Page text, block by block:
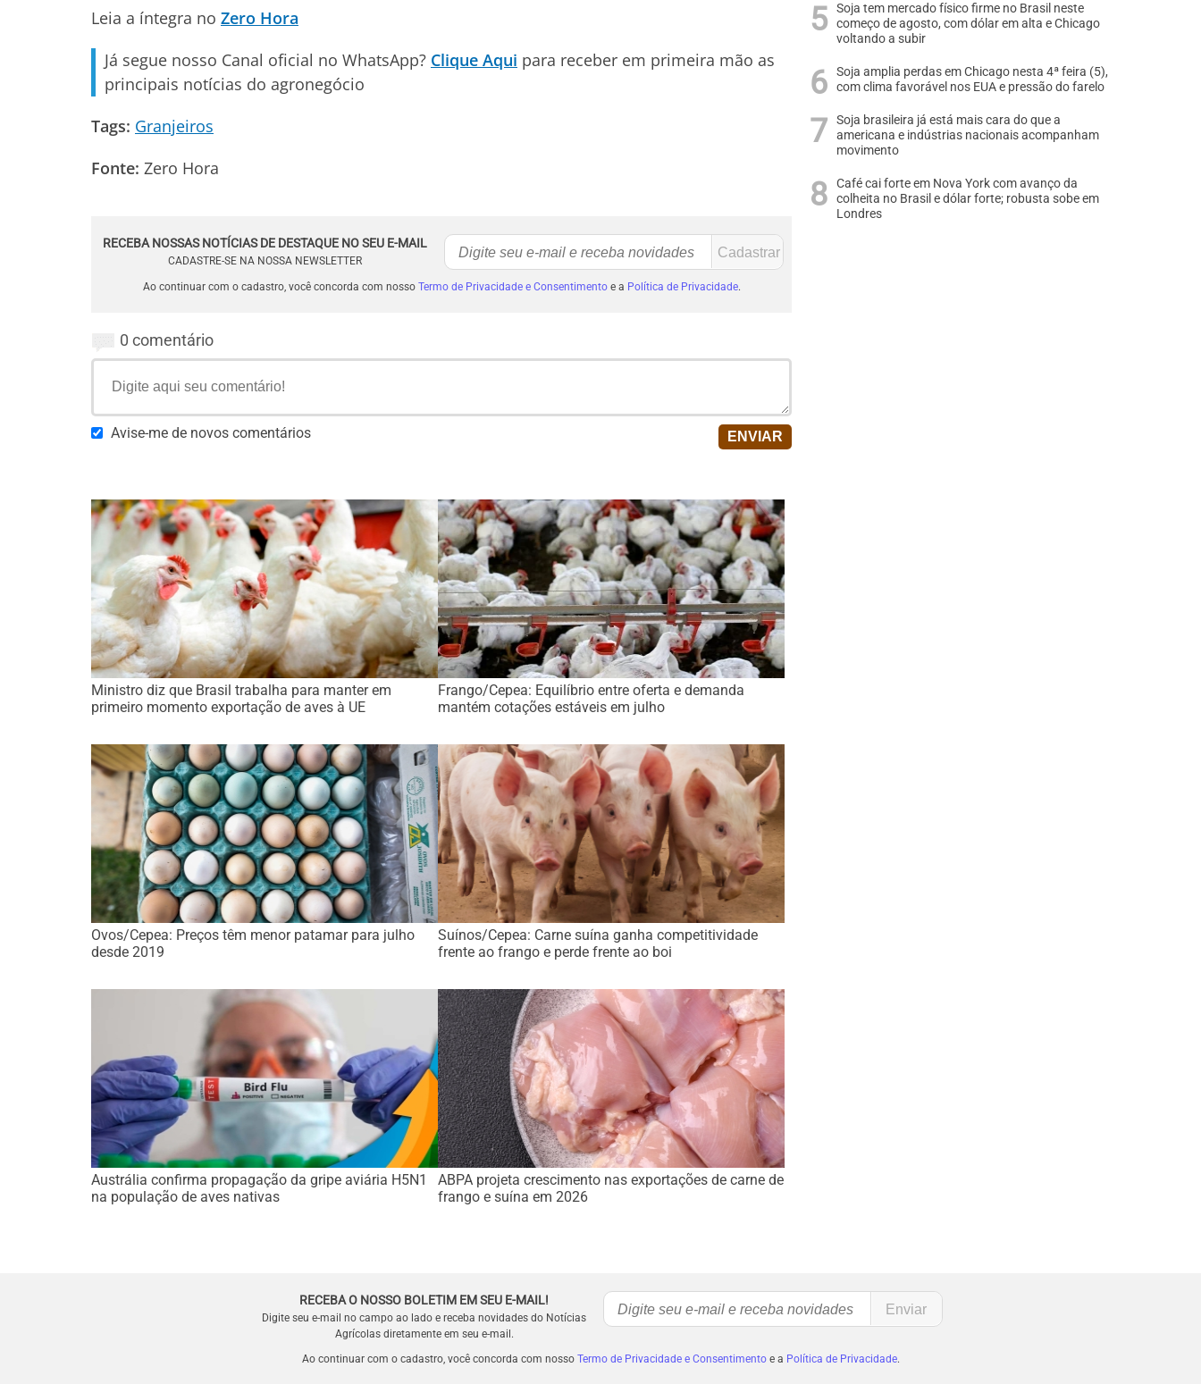
Leia a íntegra no Zero Hora
Já segue nosso Canal oficial no WhatsApp? Clique Aqui para receber em primeira mão as
principais notícias do agronegócio
Tags: Granjeiros
Fonte: Zero Hora
RECEBA NOSSAS NOTÍCIAS DE DESTAQUE NO SEU E-MAIL
CADASTRE-SE NA NOSSA NEWSLETTER
Ao continuar com o cadastro, você concorda com nosso Termo de Privacidade e Consentimentoe a Política de Privacidade.
0 comentário
Avise-me de novos comentários
Ministro diz que Brasil trabalha para manter em
primeiro momento exportação de aves à UE
Frango/Cepea: Equilíbrio entre oferta e demanda
mantém cotações estáveis em julho
Ovos/Cepea: Preços têm menor patamar para julho
desde 2019
Suínos/Cepea: Carne suína ganha competitividade
frente ao frango e perde frente ao boi
Austrália confirma propagação da gripe aviária H5N1
na população de aves nativas
ABPA projeta crescimento nas exportações de carne de
frango e suína em 2026
Soja tem mercado físico firme no Brasil neste
começo de agosto, com dólar em alta e Chicago
voltando a subir
Soja amplia perdas em Chicago nesta 4ª feira (5),
com clima favorável nos EUA e pressão do farelo
Soja brasileira já está mais cara do que a
americana e indústrias nacionais acompanham
movimento
Café cai forte em Nova York com avanço da
colheita no Brasil e dólar forte; robusta sobe em
Londres
RECEBA O NOSSO BOLETIM EM SEU E-MAIL!
Digite seu e-mail no campo ao lado e receba novidades do Notícias
Agrícolas diretamente em seu e-mail.
Ao continuar com o cadastro, você concorda com nosso Termo de Privacidade e Consentimentoe a Política de Privacidade.